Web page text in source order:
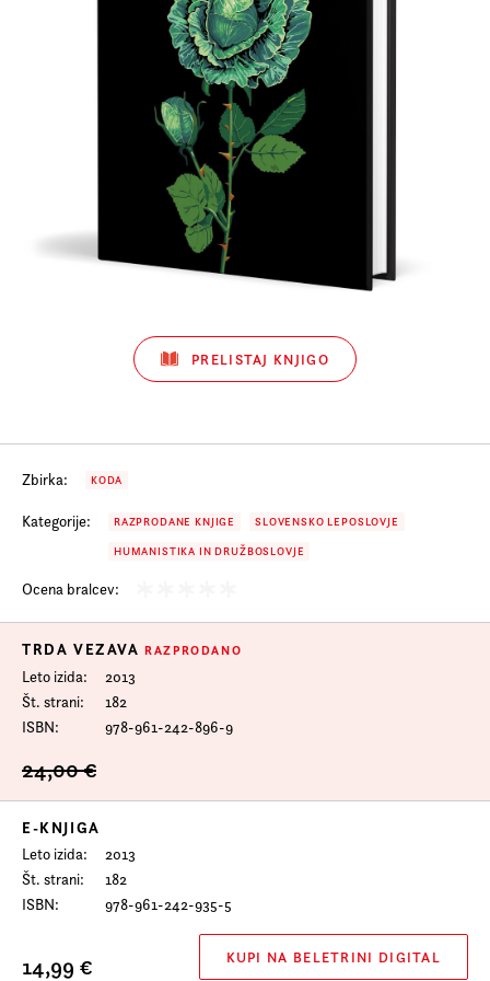
Prijava na e-novice
PRELISTAJ KNJIGO
Zbirka: KODA
Kategorije: RAZPRODANE KNJIGE SLOVENSKO LEPOSLOVJE
HUMANISTIKA IN DRUŽBOSLOVJE
Ocena bralcev:
TRDA VEZAVARAZPRODANO
Leto izida
2013
Št. strani
182
ISBN
978-961-242-896-9
24,00 €
E-KNJIGA
Leto izida
2013
Št. strani
182
ISBN
978-961-242-935-5
14,99 € KUPI NA BELETRINI DIGITAL